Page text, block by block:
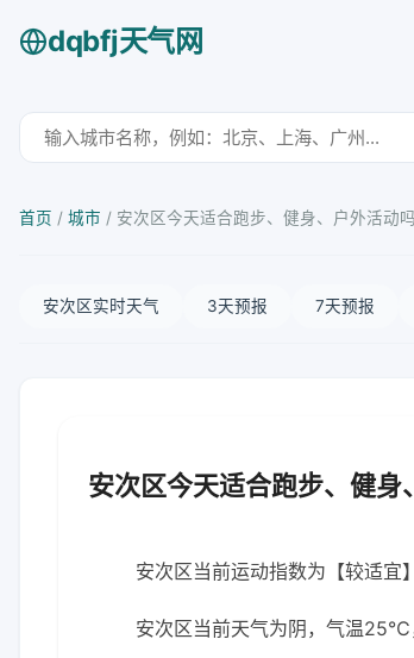
dqbfj天气网
首页 / 城市 / 安次区今天适合跑步、健身、户外活动吗
安次区实时天气 3天预报 7天预报
安次区今天适合跑步、健身
安次区当前运动指数为【较适宜】
安次区当前天气为阴，气温25℃